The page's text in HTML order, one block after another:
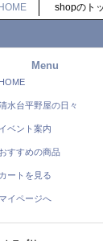
HOME shopのト
Menu
HOME
水台平野屋の日々
イベント案内
おすすめの商品
カートを見る
マイページへ